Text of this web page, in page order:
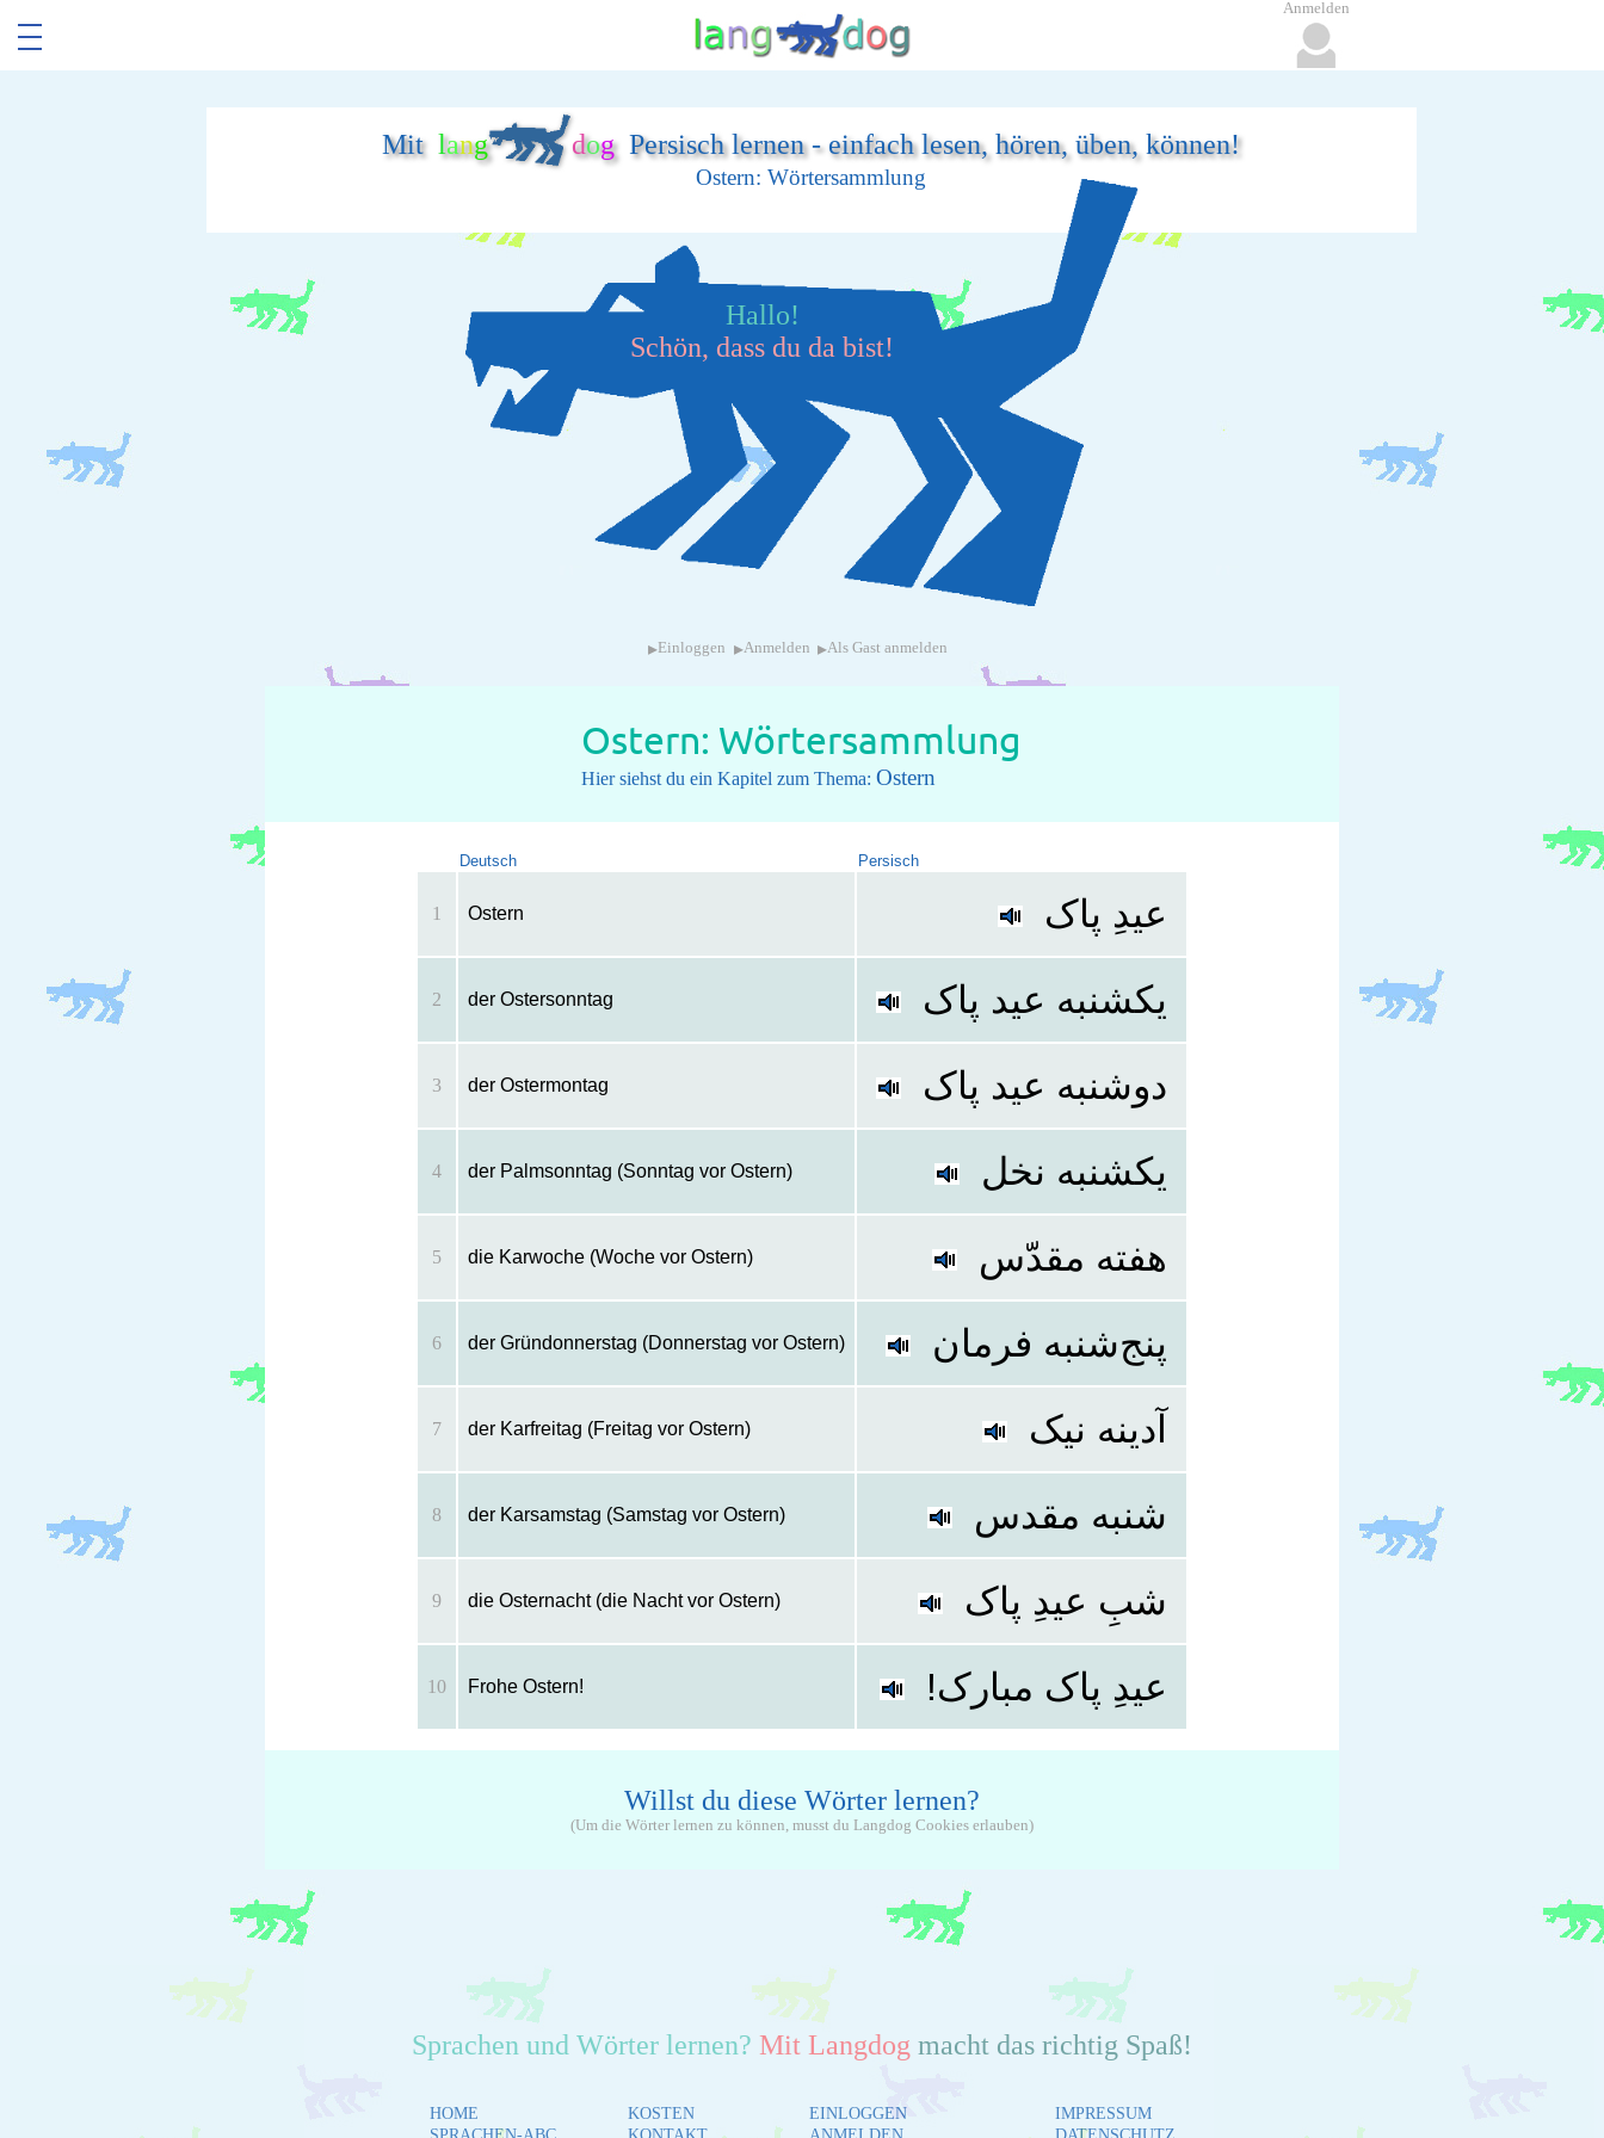
Mitlang dogPersisch lernen - einfach lesen, hören, üben, können!
Ostern: Wörtersammlung
Hallo!
Schön, dass du da bist!
▸ Einloggen ▸Anmelden ▸Als Gast anmelden
Ostern: Wörtersammlung
Hier siehst du ein Kapitel zum Thema:Ostern
Deutsch Persisch
1 Ostern عیدِ پاک
2 der Ostersonntag یکشنبه عید پاک
3 der Ostermontag دوشنبه عید پاک
4 der Palmsonntag (Sonntag vor Ostern) یکشنبه نخل
5 die Karwoche (Woche vor Ostern) هفته مقدّس
6 der Gründonnerstag (Donnerstag vor Ostern) پنج‌شنبه فرمان
7 der Karfreitag (Freitag vor Ostern) آدینه نیک
8 der Karsamstag (Samstag vor Ostern) شنبه مقدس
9 die Osternacht (die Nacht vor Ostern) شبِ عیدِ پاک
10 Frohe Ostern! عیدِ پاک مبارک!
Willst du diese Wörter lernen?
(Um die Wörter lernen zu können, musst du Langdog Cookies erlauben)
Sprachen und Wörter lernen? Mit Langdog macht das richtig Spaß!
HOME
KOSTEN
EINLOGGEN
IMPRESSUM
Anmelden